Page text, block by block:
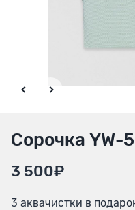
Сорочка YW-
3 500₽
3 аквачистки в